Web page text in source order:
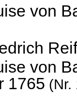
von
von
1765 (Nr.